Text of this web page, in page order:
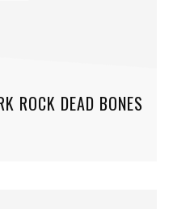
ROCK DEAD BONES